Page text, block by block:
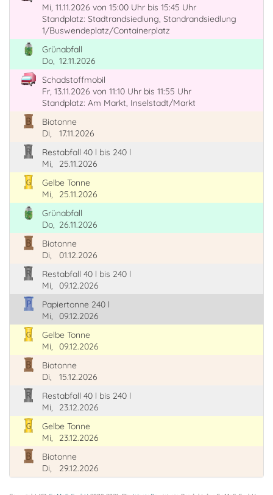
Mi, 11.11.2026 von 15:00 Uhr bis 15:45 Uhr
Standplatz: Stadtrandsiedlung, Standrandsiedlung
1/Buswendeplatz/Containerplatz
Grünabfall
Do, 12.11.2026
Schadstoffmobil
Fr, 13.11.2026 von 11:10 Uhr bis 11:55 Uhr
Standplatz: Am Markt, Inselstadt/Markt
Biotonne
Di,
17.11.2026
Restabfall 40 l bis 240 l
Mi,
25.11.2026
Gelbe Tonne
Mi,
25.11.2026
Grünabfall
Do, 26.11.2026
Biotonne
Di,
01.12.2026
Restabfall 40 l bis 240 l
Mi,
09.12.2026
Papiertonne 240 l
Mi,
09.12.2026
Gelbe Tonne
Mi,
09.12.2026
Biotonne
Di,
15.12.2026
Restabfall 40 l bis 240 l
Mi,
23.12.2026
Gelbe Tonne
Mi,
23.12.2026
Biotonne
Di,
29.12.2026